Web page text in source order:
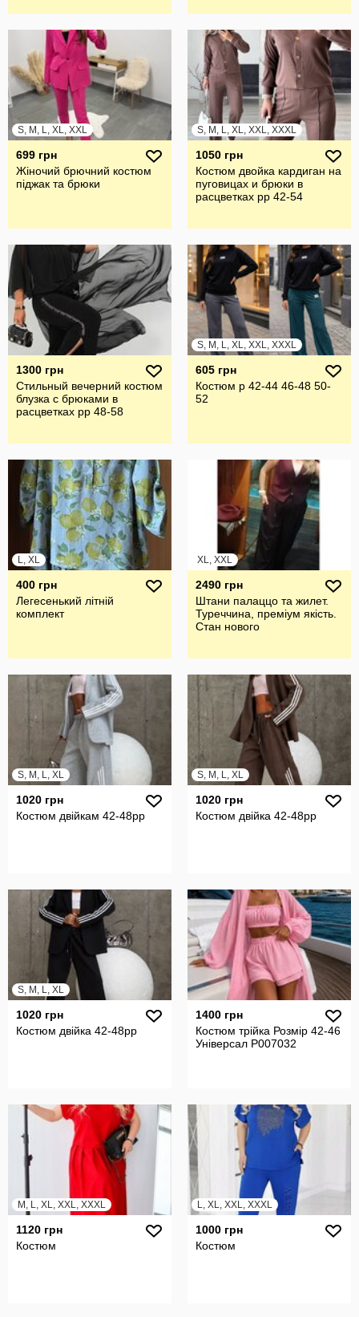
S, M, L, XL, XXL
699 грн
Жіночий брючний костюм
піджак та брюки
S, M, L, XL, XXL, XXXL
1050 грн
Костюм двойка кардиган на
пуговицах и брюки в
расцветках рр 42-54
1300 грн
Стильный вечерний костюм
блузка с брюками в
расцветках рр 48-58
S, M, L, XL, XXL, XXXL
605 грн
Костюм р 42-44 46-48 50-
52
L, XL
400 грн
Легесенький літній
комплект
XL, XXL
2490 грн
Штани палаццо та жилет.
Туреччина, преміум якість.
Стан нового
S, M, L, XL
1020 грн
Костюм двійкам 42-48рр
S, M, L, XL
1020 грн
Костюм двійка 42-48рр
S, M, L, XL
1020 грн
Костюм двійка 42-48рр
1400 грн
Костюм трійка Розмір 42-46
Універсал P007032
M, L, XL, XXL, XXXL
1120 грн
Костюм
L, XL, XXL, XXXL
1000 грн
Костюм